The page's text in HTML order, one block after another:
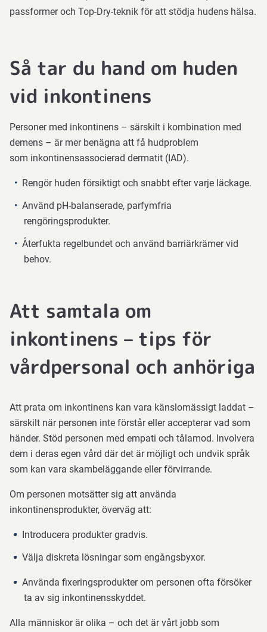
passformer och Top-Dry-teknik för att stödja hudens hälsa.
Så tar du hand om huden
vid inkontinens
Personer med inkontinens – särskilt i kombination med
demens – är mer benägna att få hudproblem
som inkontinensassocierad dermatit (IAD).
Rengör huden försiktigt och snabbt efter varje läckage.
Använd pH-balanserade, parfymfria
rengöringsprodukter.
Återfukta regelbundet och använd barriärkrämer vid
behov.
Att samtala om
inkontinens – tips för
vårdpersonal och anhöriga
Att prata om inkontinens kan vara känslomässigt laddat –
särskilt när personen inte förstår eller accepterar vad som
händer. Stöd personen med empati och tålamod. Involvera
dem i deras egen vård där det är möjligt och undvik språk
som kan vara skambeläggande eller förvirrande.
Om personen motsätter sig att använda
inkontinensprodukter, överväg att:
Introducera produkter gradvis.
Välja diskreta lösningar som engångsbyxor.
Använda fixeringsprodukter om personen ofta försöker
ta av sig inkontinensskyddet.
Alla människor är olika – och det är vårt jobb som